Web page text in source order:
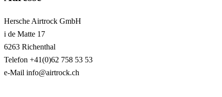
Hersche Airtrock GmbH
i de Matte 17
6263 Richenthal
Telefon +41(0)62 758 53 53
e-Mail info@airtrock.ch